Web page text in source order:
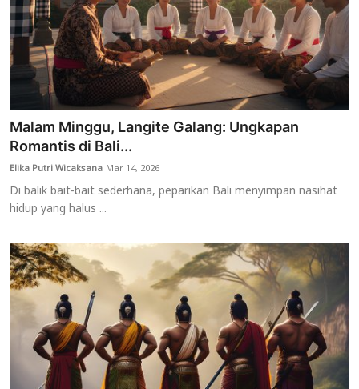
Malam Minggu, Langite Galang: Ungkapan
Romantis di Bali...
Elika Putri Wicaksana Mar 14, 2026
Di balik bait-bait sederhana, peparikan Bali menyimpan nasihat
hidup yang halus ...